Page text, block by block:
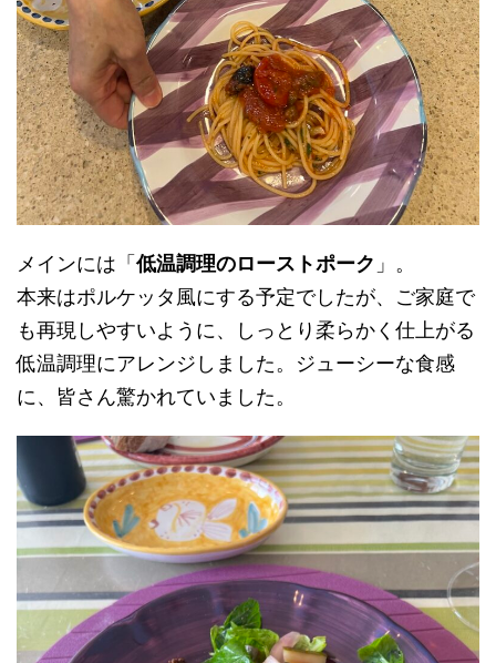
メインには「 低温調理のローストポーク 」。
本来はポルケッタ風にする予定でしたが、ご家庭で
も再現しやすいように、しっとり柔らかく仕上がる
低温調理にアレンジしました。ジューシーな食感
に、皆さん驚かれていました。